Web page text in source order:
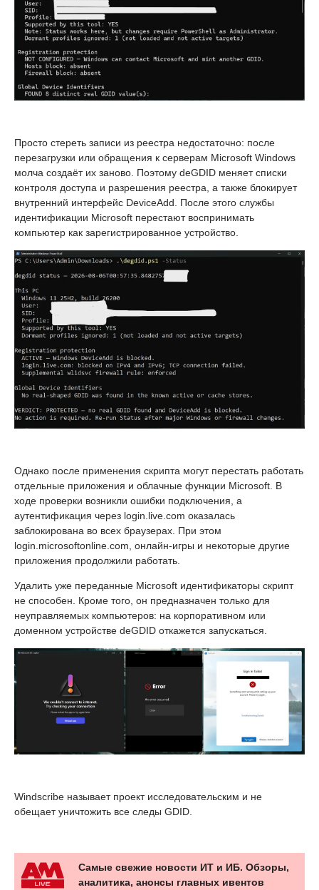
Просто стереть записи из реестра недостаточно: после
перезагрузки или обращения к серверам Microsoft Windows
молча создаёт их заново. Поэтому deGDID меняет списки
контроля доступа и разрешения реестра, а также блокирует
внутренний интерфейс DeviceAdd. После этого службы
идентификации Microsoft перестают воспринимать
компьютер как зарегистрированное устройство.
Однако после применения скрипта могут перестать работать
отдельные приложения и облачные функции Microsoft. В
ходе проверки возникли ошибки подключения, а
аутентификация через login.live.com оказалась
заблокирована во всех браузерах. При этом
login.microsoftonline.com, онлайн-игры и некоторые другие
приложения продолжили работать.
Удалить уже переданные Microsoft идентификаторы скрипт
не способен. Кроме того, он предназначен только для
неуправляемых компьютеров: на корпоративном или
доменном устройстве deGDID откажется запускаться.
Windscribe называет проект исследовательским и не
обещает уничтожить все следы GDID.
Самые свежие новости ИТ и ИБ. Обзоры,
аналитика, анонсы главных ивентов